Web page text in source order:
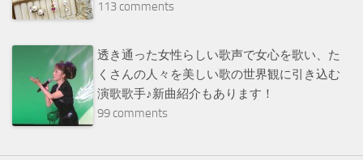
113 comments
透き通った女性らしい歌声で女心を歌い、た
くさんの人々を美しい歌の世界観に引き込む
演歌歌手♪新曲紹介もあります！
99 comments